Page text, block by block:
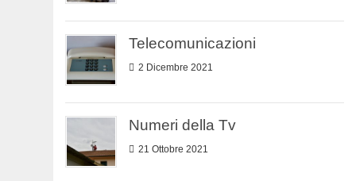
Telecomunicazioni
2 Dicembre 2021
Numeri della Tv
21 Ottobre 2021